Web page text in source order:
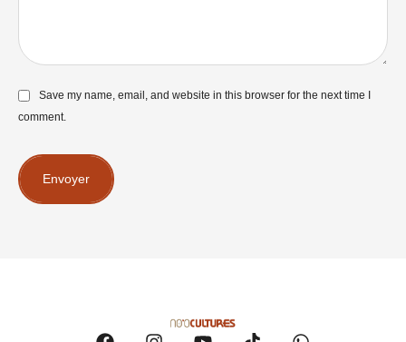
Save my name, email, and website in this browser for the next time I
comment.
Envoyer